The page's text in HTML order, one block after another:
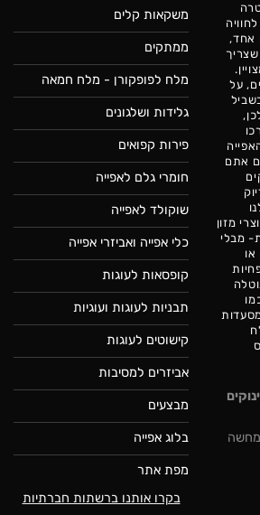
אחד,
על
אתם
מזון
מבלי
או
משקאות קלים
ממתקים
מלח לפופקורן - מלח חמאה
גלידות ושלגונים
פירות קפואים
חומרי גלם לאפייה
שוקולד לאפייה
כלי אפייה ואביזרי אפייה
קופסאות לעוגות
תבניות לעוגות ועוגיות
קישוטים לעוגות
אביזרים למסיבות
מבצעים
בלוג אפייה
מפת אתר
בקרו אותנו ברשתות חברתיות